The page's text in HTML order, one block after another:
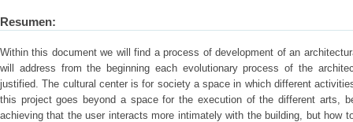
Resumen:
Within this document we will find a process of development of an
will address from the beginning each evolutionary process of the
justified. The cultural center is for society a space in which different
this project goes beyond a space for the execution of the different arts,
achieving that the user interacts more intimately with the building, but how